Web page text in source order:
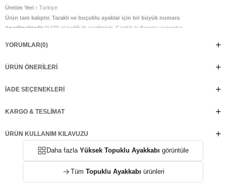
Üretim Yeri : Türkiye
Ürün tam kalıptır. Taraklı ve buçuklu ayaklar için bir büyük numara
önerilmektedir %100 el işçiliği ile üretilmiştir. Günlük kullanıma uygundur.
YORUMLAR(0)
ÜRÜN ÖNERILERI
İADE SEÇENEKLERI
KARGO & TESLIMAT
ÜRÜN KULLANIM KILAVUZU
Daha fazla Yüksek Topuklu Ayakkabı görüntüle
Tüm Topuklu Ayakkabı ürünleri